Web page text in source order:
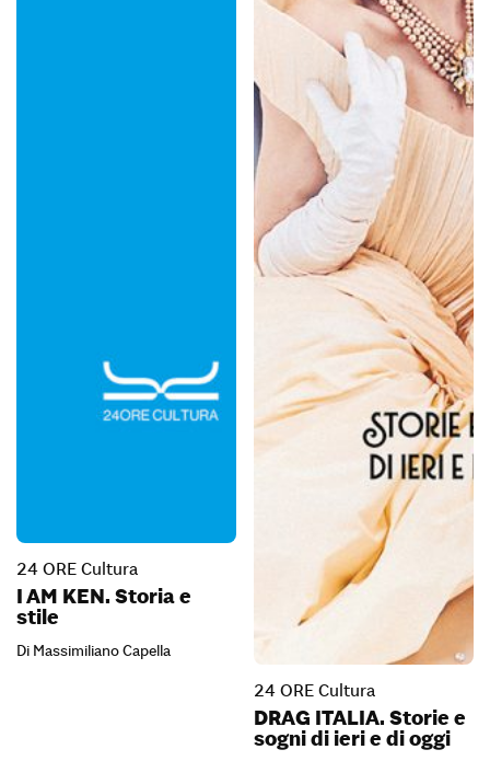
24 ORE Cultura
I AM KEN. Storia e
stile
Di Massimiliano Capella
24 ORE Cultura
DRAG ITALIA. Storie e
sogni di ieri e di oggi